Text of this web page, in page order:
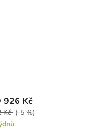
926 Kč
Kč (–5 %)